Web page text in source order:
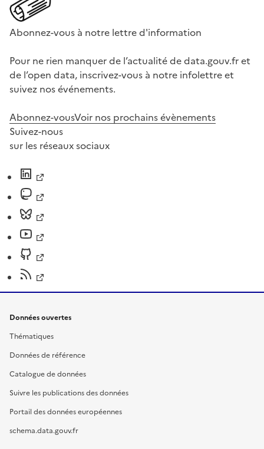
Abonnez-vous à notre lettre d'information
Pour ne rien manquer de l’actualité de data.gouv.fr et
de l’open data, inscrivez-vous à notre infolettre et
suivez nos événements.
Abonnez-vousVoir nos prochains évènements
Suivez-nous
sur les réseaux sociaux
Données ouvertes
Thématiques
Données de référence
Catalogue de données
Suivre les publications des données
Portail des données européennes
schema.data.gouv.fr